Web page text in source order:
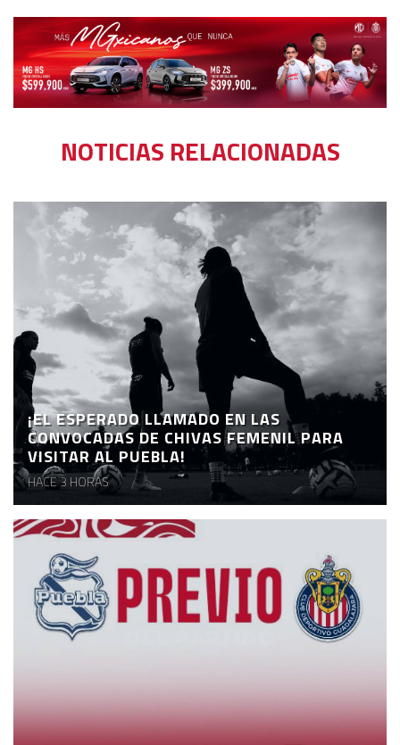
NOTICIAS RELACIONADAS
¡EL ESPERADO LLAMADO EN LAS
CONVOCADAS DE CHIVAS FEMENIL PARA
VISITAR AL PUEBLA!
HACE 3 HORAS